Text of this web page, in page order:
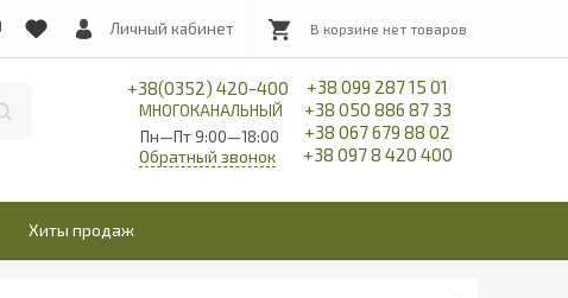
Личный кабинет
+38(0352) 420-400
МНОГОКАНАЛЬНЫЙ
Пн—Пт 9:00—18:00
+38 099 287 15 01
+38 050 886 87 33
+38 067 679 88 02
+38 097 8 420 400
Обратный звонок
Хиты продаж